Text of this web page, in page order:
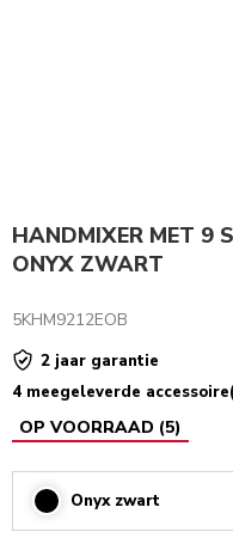
HANDMIXER MET 9
ONYX ZWART
5KHM9212EOB
2 jaar garantie
4 meegeleverde
OP VOORRAAD (5)
Onyx zwart